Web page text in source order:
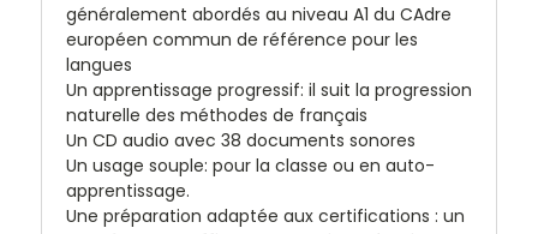
généralement abordés au niveau A1 du CAdre
européen commun de référence pour les
langues
Un apprentissage progressif: il suit la progression
naturelle des méthodes de français
Un CD audio avec 38 documents sonores
Un usage souple: pour la classe ou en auto-
apprentissage.
Une préparation adaptée aux certifications : un